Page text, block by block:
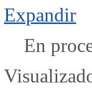
Expandir
En